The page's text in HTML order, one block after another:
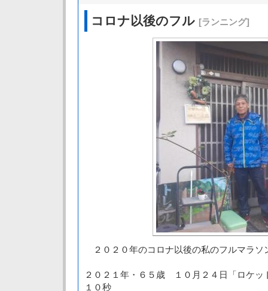
コロナ以後のフル [ランニング]
２０２０年のコロナ以後の私のフルマラソ
２０２１年・６５歳 １０月２４日「ロケッ
１０秒